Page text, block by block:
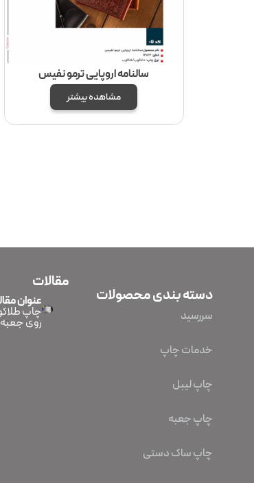
سالنامه اروپایی ترمو نفیس
مشاهده بیشتر
دسته بندی محصولات
سررسید
خدمات چاپ
چاپ لیبل
چاپ جعبه
چاپ ساک دستی
مقالات
عنوان
چاپ
روی جعبه